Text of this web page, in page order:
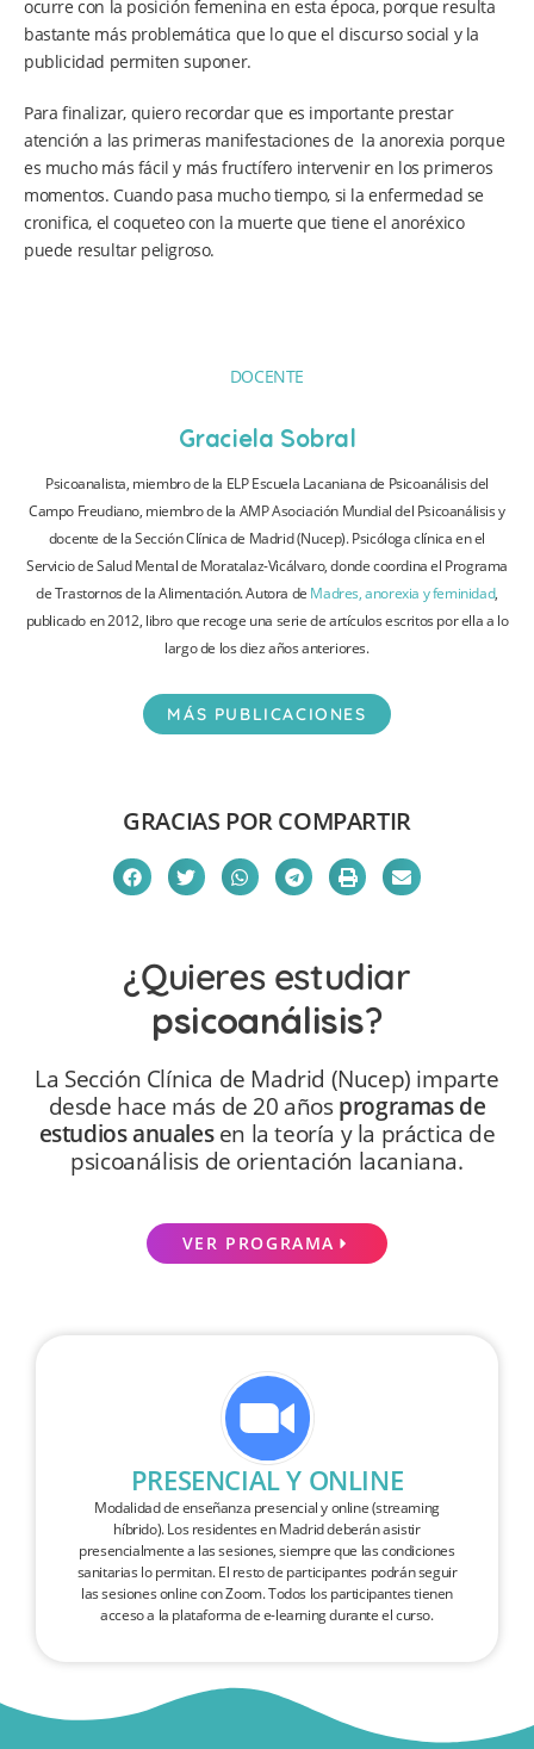
ocurre con la posición femenina en esta época, porque resulta
bastante más problemática que lo que el discurso social y la
publicidad permiten suponer.
Para finalizar, quiero recordar que es importante prestar
atención a las primeras manifestaciones de la anorexia porque
es mucho más fácil y más fructífero intervenir en los primeros
momentos. Cuando pasa mucho tiempo, si la enfermedad se
cronifica, el coqueteo con la muerte que tiene el anoréxico
puede resultar peligroso.
DOCENTE
Graciela Sobral
Psicoanalista, miembro de la ELP Escuela Lacaniana de Psicoanálisis del
Campo Freudiano, miembro de la AMP Asociación Mundial del Psicoanálisis y
docente de la Sección Clínica de Madrid (Nucep). Psicóloga clínica en el
Servicio de Salud Mental de Moratalaz-Vicálvaro, donde coordina el Programa
de Trastornos de la Alimentación. Autora de Madres, anorexia y feminidad,
publicado en 2012, libro que recoge una serie de artículos escritos por ella a lo
largo de los diez años anteriores.
MÁS PUBLICACIONES
GRACIAS POR COMPARTIR
¿Quieres estudiar
psicoanálisis?
La Sección Clínica de Madrid (Nucep) imparte
desde hace más de 20 añosprogramas de
estudios anualesen la teoría y la práctica de
psicoanálisis de orientación lacaniana.
VER PROGRAMA
PRESENCIAL Y ONLINE
Modalidad de enseñanza presencial y online (streaming
híbrido). Los residentes en Madrid deberán asistir
presencialmente a las sesiones, siempre que las condiciones
sanitarias lo permitan. El resto de participantes podrán seguir
las sesiones online con Zoom. Todos los participantes tienen
acceso a la plataforma de e-learning durante el curso.